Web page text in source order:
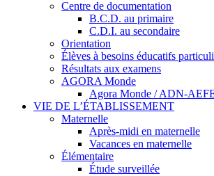
Centre de documentation
B.C.D. au primaire
C.D.I. au secondaire
Orientation
Élèves à besoins éducatifs
Résultats aux examens
AGORA Monde
Agora Monde / ADN-
VIE DE L’ÉTABLISSEMENT
Maternelle
Après-midi en maternelle
Vacances en maternelle
Élémentaire
Étude surveillée